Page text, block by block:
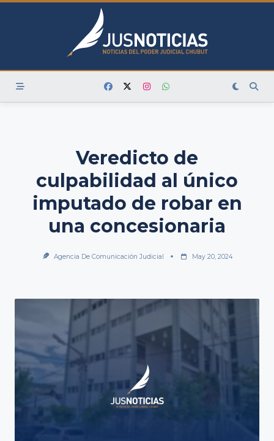
Skip
Veredicto de
culpabilidad al único
imputado de robar en
una concesionaria
Agencia De Comunicación Judicial May 20, 2024